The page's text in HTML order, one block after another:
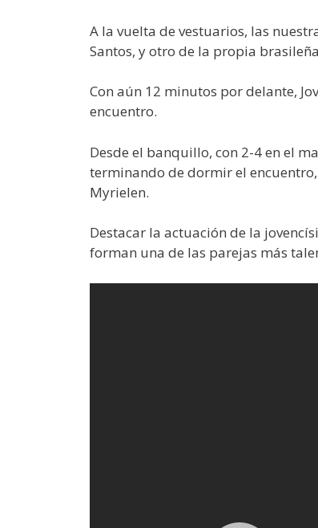
A la vuelta de vestuarios, las
Santos, y otro de la propia
Con aún 12 minutos por delante,
encuentro.
Desde el banquillo, con 2-4 en el
terminando de dormir el
Myrielen.
Destacar la actuación de la
forman una de las parejas más